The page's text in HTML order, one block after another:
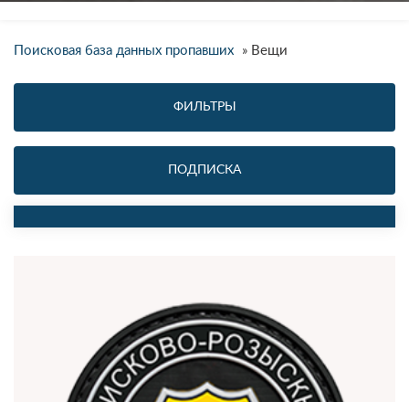
Поисковая база данных пропавших » Вещи
ФИЛЬТРЫ
ПОДПИСКА